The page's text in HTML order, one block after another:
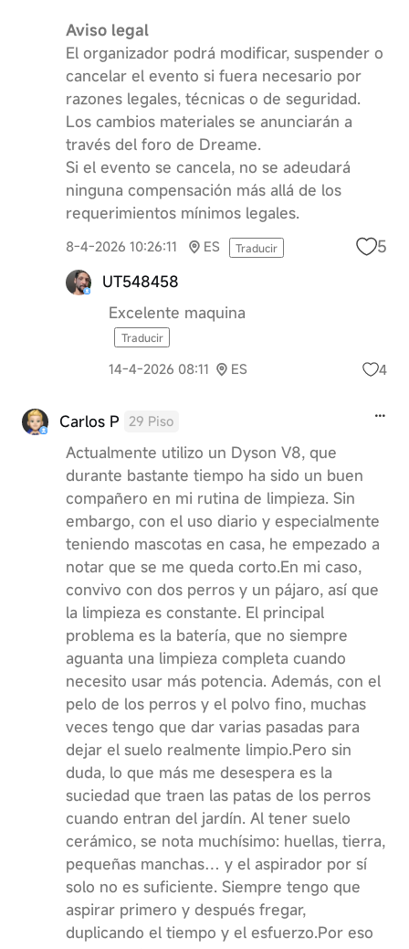
Aviso legal
El organizador podrá modificar, suspender o
cancelar el evento si fuera necesario por
razones legales, técnicas o de seguridad.
Los cambios materiales se anunciarán a
través del foro de Dreame.
Si el evento se cancela, no se adeudará
ninguna compensación más allá de los
requerimientos mínimos legales.
8-4-2026 10:26:11 ES Traducir 5
UT548458
Excelente maquina
Traducir
14-4-2026 08:11 ES 4
Carlos P 29 Piso
Actualmente utilizo un Dyson V8, que
durante bastante tiempo ha sido un buen
compañero en mi rutina de limpieza. Sin
embargo, con el uso diario y especialmente
teniendo mascotas en casa, he empezado a
notar que se me queda corto.En mi caso,
convivo con dos perros y un pájaro, así que
la limpieza es constante. El principal
problema es la batería, que no siempre
aguanta una limpieza completa cuando
necesito usar más potencia. Además, con el
pelo de los perros y el polvo fino, muchas
veces tengo que dar varias pasadas para
dejar el suelo realmente limpio.Pero sin
duda, lo que más me desespera es la
suciedad que traen las patas de los perros
cuando entran del jardín. Al tener suelo
cerámico, se nota muchísimo: huellas, tierra,
pequeñas manchas… y el aspirador por sí
solo no es suficiente. Siempre tengo que
aspirar primero y después fregar,
duplicando el tiempo y el esfuerzo.Por eso